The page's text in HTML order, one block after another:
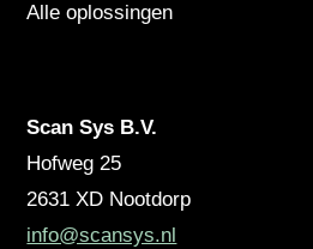
Alle oplossingen
Scan Sys B.V.
Hofweg 25
2631 XD Nootdorp
info@scansys.nl